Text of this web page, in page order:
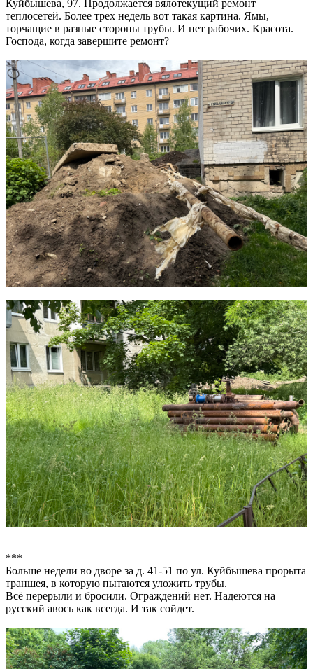
Куйбышева, 97. Продолжается вялотекущий ремонт
теплосетей. Более трех недель вот такая картина. Ямы,
торчащие в разные стороны трубы. И нет рабочих. Красота.
Господа, когда завершите ремонт?
***
Больше недели во дворе за д. 41-51 по ул. Куйбышева прорыта
траншея, в которую пытаются уложить трубы.
Всё перерыли и бросили. Ограждений нет. Надеются на
русский авось как всегда. И так сойдет.